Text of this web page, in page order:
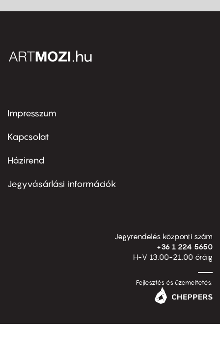
Footer
first
Impresszum
Kapcsolat
Footer
second
Házirend
Jegyvásárlási információk
Jegyrendelés központi szám
+36 1 224 5650
H-V 13.00-21.00 óráig
Fejlesztés és üzemeltetés: